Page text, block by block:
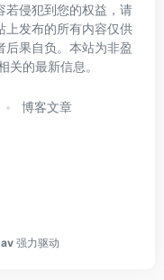
若侵犯到您的权益，请
上发布的所有内容仅供
果自负。本站为非盈
关的最新信息。
博客文章
强力驱动